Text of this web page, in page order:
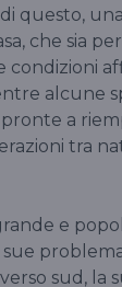
questo,
che sia
alcune
a
tra
e
sud, la